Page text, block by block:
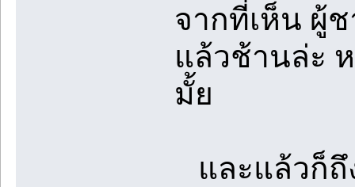
จากที่เห็น ผู้
แล้วช้านล่ะ
มั้ย
และแล้วก็ถึ